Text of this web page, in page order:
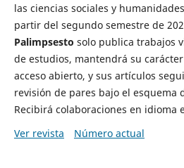
las ciencias sociales y
partir del segundo semestre de
Palimpsesto solo publica trabajos
de estudios, mantendrá su
acceso abierto, y sus artículos
revisión de pares bajo el esquema
Recibirá colaboraciones en idioma
Ver revista
Número actual